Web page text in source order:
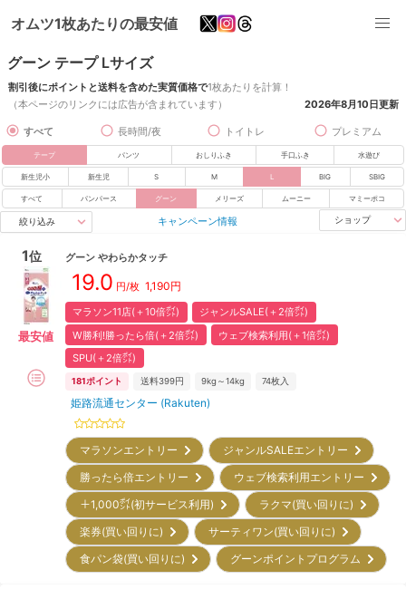
オムツ1枚あたりの最安値
グーン テープ Lサイズ
割引後にポイントと送料を含めた実質価格で1枚あたりを計算！
（本ページのリンクには広告が含まれています）
2026年8月10日更新
すべて 長時間/夜 トイトレ プレミアム
テープ パンツ おしりふき 手口ふき 水遊び
新生児小 新生児 S M L BIG SBIG
すべて パンパース グーン メリーズ ムーニー マミーポコ
絞り込み キャンペーン情報 ショップ
1位
最安値
グーン やわらかタッチ
19.0 円/枚 1,190円
マラソン11店(＋10倍㌽)
ジャンルSALE(＋2倍㌽)
W勝利!勝ったら倍(＋2倍㌽)
ウェブ検索利用(＋1倍㌽)
SPU(＋2倍㌽)
181ポイント 送料399円 9kg～14kg 74枚入
姫路流通センター (Rakuten)
マラソンエントリー
ジャンルSALEエントリー
勝ったら倍エントリー
ウェブ検索利用エントリー
＋1,000㌽(初サービス利用)
ラクマ(買い回りに)
楽券(買い回りに)
サーティワン(買い回りに)
食パン袋(買い回りに)
グーンポイントプログラム